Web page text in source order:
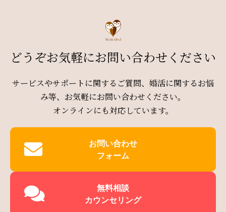
どうぞお気軽にお問い合わせください
サービスやサポートに関するご質問、婚活に関するお悩
み等、お気軽にお問い合わせください。
オンラインにも対応しています。
お問い合わせ
フォーム
無料相談
カウンセリング